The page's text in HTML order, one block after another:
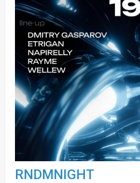
RNDMNIGHT